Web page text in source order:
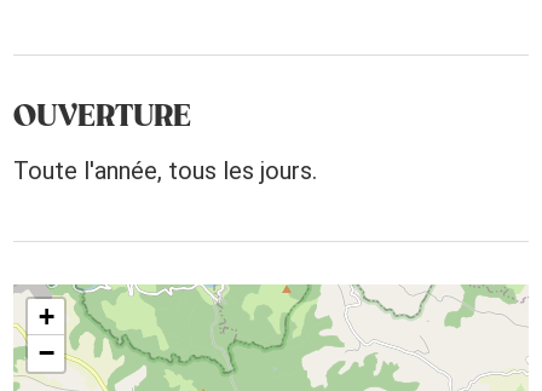
OUVERTURE
Toute l'année, tous les jours.
+
−